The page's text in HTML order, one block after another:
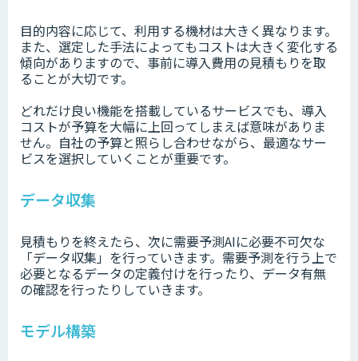
目的内容に応じて、利用する機材は大きく異なります。
また、選定した手法によってもコストは大きく変化する
傾向がありますので、事前に導入費用の見積もりを取
ることが大切です。
どれだけ良い機能を搭載しているサービスでも、導入
コストが予算を大幅に上回ってしまえば意味がありま
せん。自社の予算と照らし合わせながら、最適なサー
ビスを選択していくことが重要です。
データ収集
見積もりを終えたら、次に需要予測AIに必要不可欠な
「データ収集」を行っていきます。需要予測を行う上で
必要となるデータの定義付けを行ったり、データ有無
の確認を行ったりしていきます。
モデル構築